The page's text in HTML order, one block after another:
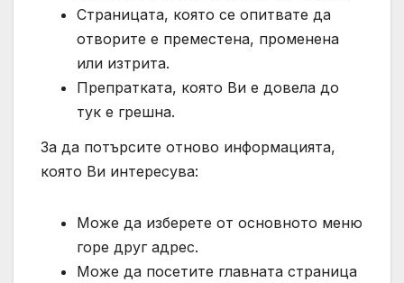
Страницата, която се опитвате да
отворите е преместена, променена
или изтрита.
Препратката, която Ви е довела до
тук е грешна.
За да потърсите отново информацията,
която Ви интересува:
Може да изберете от основното меню
горе друг адрес.
Може да посетите главната страница